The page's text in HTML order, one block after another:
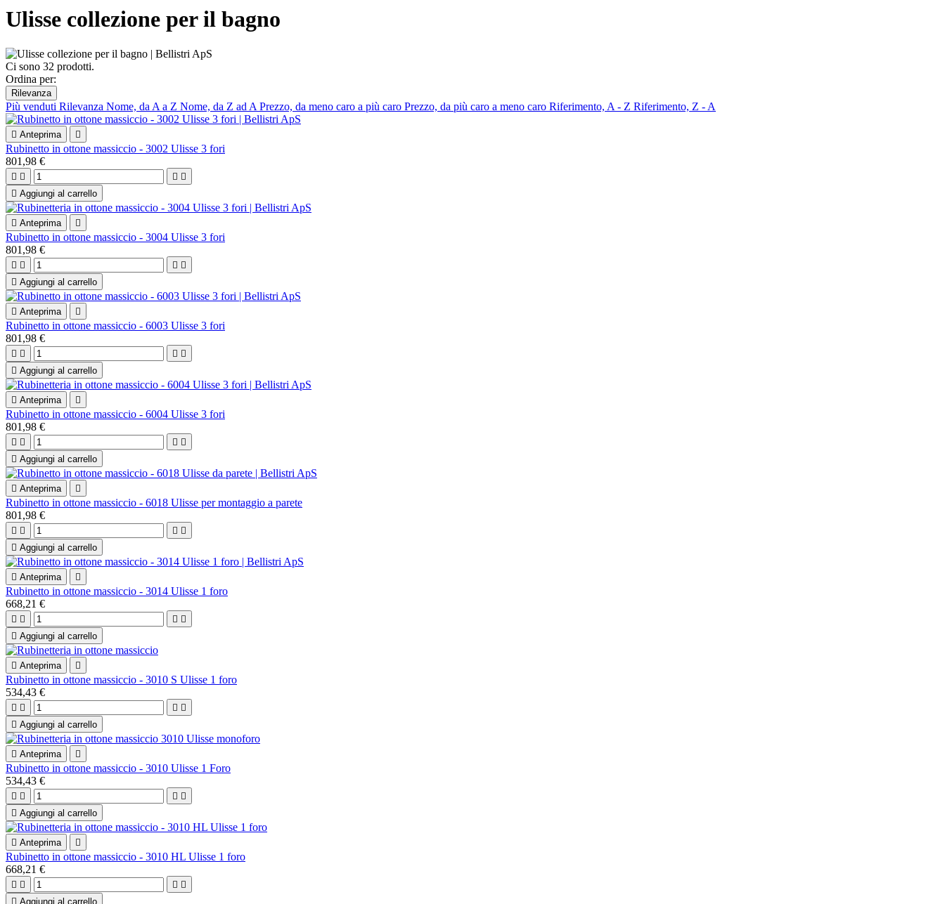
Ulisse collezione per il bagno
Ci sono 32 prodotti.
Ordina per:
Rilevanza
Più venduti Rilevanza Nome, da A a Z Nome, da Z ad A Prezzo, da meno caro a più caro Prezzo, da più caro a meno caro Riferimento, A - Z Riferimento, Z - A
 Anteprima 
Rubinetto in ottone massiccio - 3002 Ulisse 3 fori
801,98 €
   
 Aggiungi al carrello
 Anteprima 
Rubinetto in ottone massiccio - 3004 Ulisse 3 fori
801,98 €
   
 Aggiungi al carrello
 Anteprima 
Rubinetto in ottone massiccio - 6003 Ulisse 3 fori
801,98 €
   
 Aggiungi al carrello
 Anteprima 
Rubinetto in ottone massiccio - 6004 Ulisse 3 fori
801,98 €
   
 Aggiungi al carrello
 Anteprima 
Rubinetto in ottone massiccio - 6018 Ulisse per montaggio a parete
801,98 €
   
 Aggiungi al carrello
 Anteprima 
Rubinetto in ottone massiccio - 3014 Ulisse 1 foro
668,21 €
   
 Aggiungi al carrello
 Anteprima 
Rubinetto in ottone massiccio - 3010 S Ulisse 1 foro
534,43 €
   
 Aggiungi al carrello
 Anteprima 
Rubinetto in ottone massiccio - 3010 Ulisse 1 Foro
534,43 €
   
 Aggiungi al carrello
 Anteprima 
Rubinetto in ottone massiccio - 3010 HL Ulisse 1 foro
668,21 €
   
 Aggiungi al carrello